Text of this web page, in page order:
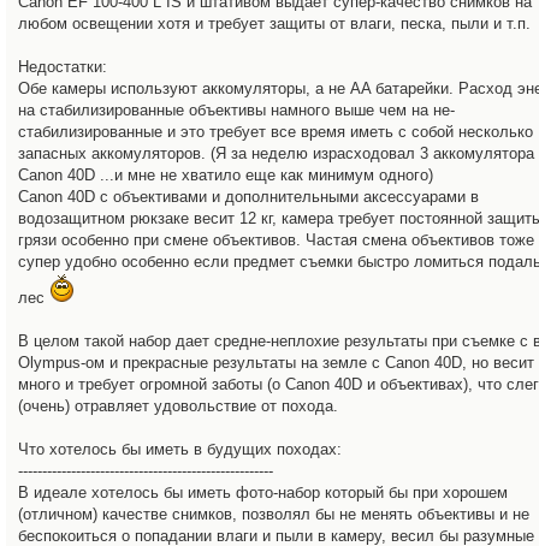
любом освещении хотя и требует защиты от влаги, песка, пыли и т.п.
Недостатки:
Обе камеры используют аккомуляторы, а не AA батарейки. Расход
на стабилизированные объективы намного выше чем на не-
стабилизированные и это требует все время иметь с собой несколько
запасных аккомуляторов. (Я за неделю израсходовал 3
Canon 40D ...и мне не хватило еще как минимум одного)
Canon 40D с объективами и дополнительными аксессуарами в
водозащитном рюкзаке весит 12 кг, камера требует постоянной
грязи особенно при смене объективов. Частая смена объективов тоже
супер удобно особенно если предмет съемки быстро ломиться
лес
В целом такой набор дает средне-неплохие результаты при съемке с
Olympus-ом и прекрасные результаты на земле с Canon 40D, но весит
много и требует огромной заботы (о Canon 40D и объективах), что
(очень) отравляет удовольствие от похода.
Что хотелось бы иметь в будущих походах:
-----------------------------------------------------
В идеале хотелось бы иметь фото-набор который бы при хорошем
(отличном) качестве снимков, позволял бы не менять объективы и не
беспокоиться о попадании влаги и пыли в камеру, весил бы разумные